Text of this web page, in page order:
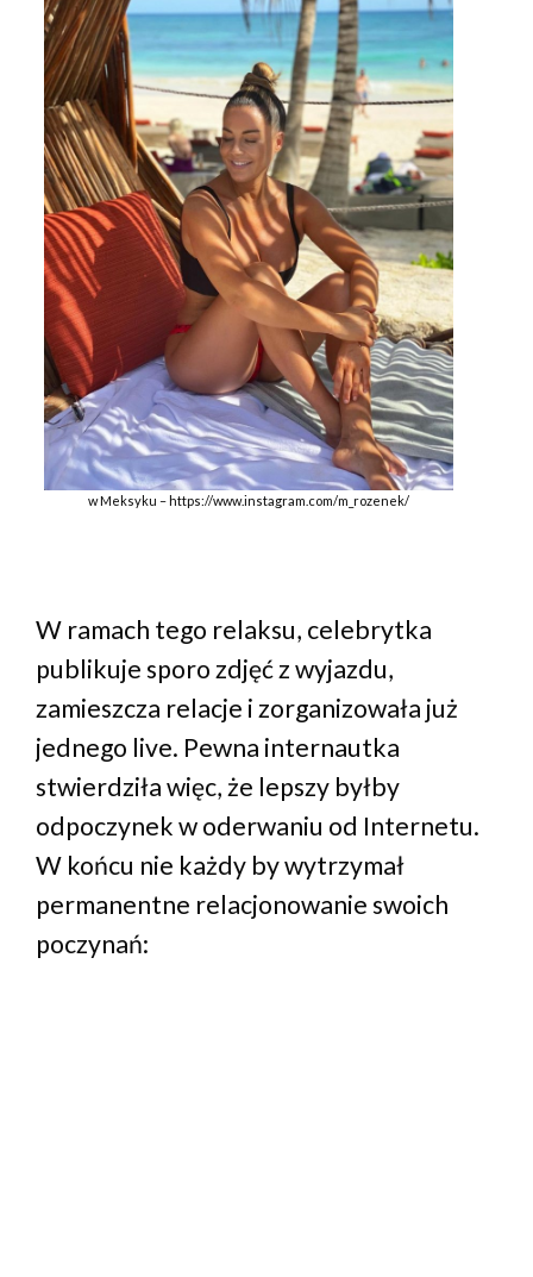
w Meksyku – https://www.instagram.com/m_rozenek/
W ramach tego relaksu, celebrytka
publikuje sporo zdjęć z wyjazdu,
zamieszcza relacje i zorganizowała już
jednego live. Pewna internautka
stwierdziła więc, że lepszy byłby
odpoczynek w oderwaniu od Internetu.
W końcu nie każdy by wytrzymał
permanentne relacjonowanie swoich
poczynań: